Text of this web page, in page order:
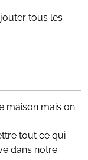
tous les
maison mais on
tout ce qui
dans notre